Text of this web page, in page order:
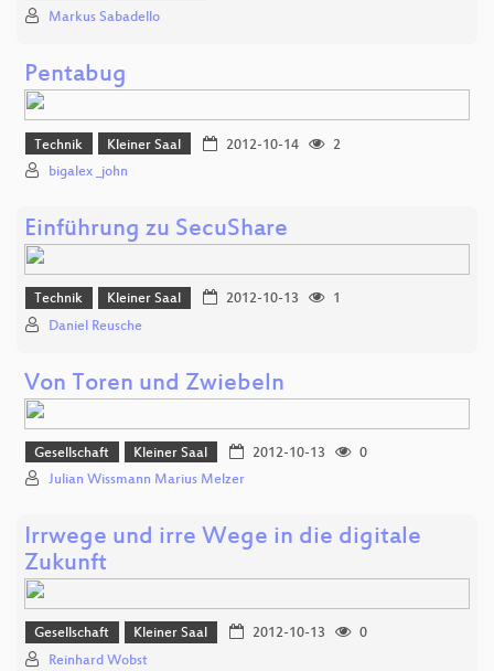
Markus Sabadello
Pentabug
Technik Kleiner Saal 2012-10-14
2
bigalex _john
Einführung zu SecuShare
Technik Kleiner Saal 2012-10-13
1
Daniel Reusche
Von Toren und Zwiebeln
Gesellschaft Kleiner Saal 2012-10-13
0
Julian Wissmann Marius Melzer
Irrwege und irre Wege in die digitale
Zukunft
Gesellschaft Kleiner Saal 2012-10-13
0
Reinhard Wobst